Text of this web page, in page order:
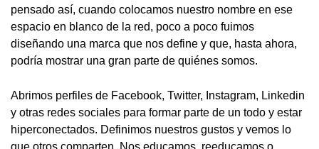
pensado así, cuando colocamos nuestro nombre en ese
espacio en blanco de la red, poco a poco fuimos
diseñando una marca que nos define y que, hasta ahora,
podría mostrar una gran parte de quiénes somos.
Abrimos perfiles de Facebook, Twitter, Instagram, Linkedin
y otras redes sociales para formar parte de un todo y estar
hiperconectados. Definimos nuestros gustos y vemos lo